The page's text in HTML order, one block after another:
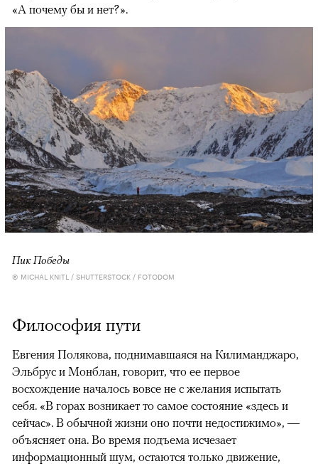
«А почему бы и нет?».
Пик Победы
© MICHAL KNITL / SHUTTERSTOCK / FOTODOM
Философия пути
Евгения Полякова, поднимавшаяся на Килиманджаро,
Эльбрус и Монблан, говорит, что ее первое
восхождение началось вовсе не с желания испытать
себя. «В горах возникает то самое состояние «здесь и
сейчас». В обычной жизни оно почти недостижимо», —
объясняет она. Во время подъема исчезает
информационный шум, остаются только движение,